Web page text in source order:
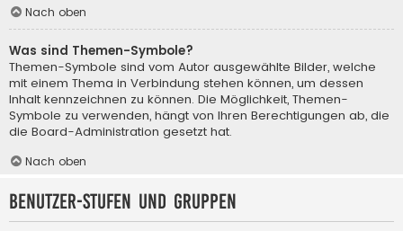
Nach oben
Was sind Themen-Symbole?
Themen-Symbole sind vom Autor ausgewählte Bilder, welche
mit einem Thema in Verbindung stehen können, um dessen
Inhalt kennzeichnen zu können. Die Möglichkeit, Themen-
Symbole zu verwenden, hängt von Ihren Berechtigungen ab, die
die Board-Administration gesetzt hat.
Nach oben
Benutzer-Stufen und Gruppen